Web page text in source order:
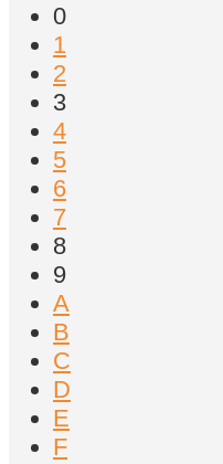
0
1
2
3
4
5
6
7
8
9
A
B
C
D
E
F